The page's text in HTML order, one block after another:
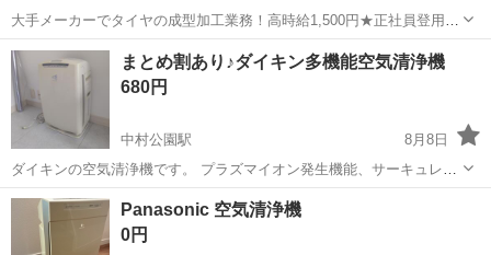
大手メーカーでタイヤの成型加工業務！高時給1,500円★正社員登用制
度あり！ワンルーム寮完備！マイカー通勤OK！無料駐車場あり！《三
重県伊勢市》 人気の工場のお仕事 ◇タイヤの製造◇ トラック・バ
ス・RV車用を中心とした...
三重 伊勢市 山田上口駅 その他
まとめ割あり♪ダイキン多機能空気清浄機
680円
中村公園駅
8月8日
ダイキンの空気清浄機です。 プラズマイオン発生機能、サーキュレー
ター機能、加湿機能付き。 そんなに使用していないものですが、保管
中に付いたキズや汚れあります。 2014年製ですが動作確認済みで、ま
だ使えるものなのでお譲りしま...
愛知 名古屋市 中村公園駅 季節、空調家電
Panasonic 空気清浄機
0円